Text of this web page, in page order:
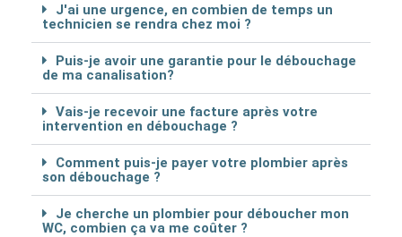
J'ai une urgence, en combien de temps un
technicien se rendra chez moi ?
Puis-je avoir une garantie pour le débouchage
de ma canalisation?
Vais-je recevoir une facture après votre
intervention en débouchage ?
Comment puis-je payer votre plombier après
son débouchage ?
Je cherche un plombier pour déboucher mon
WC, combien ça va me coûter ?